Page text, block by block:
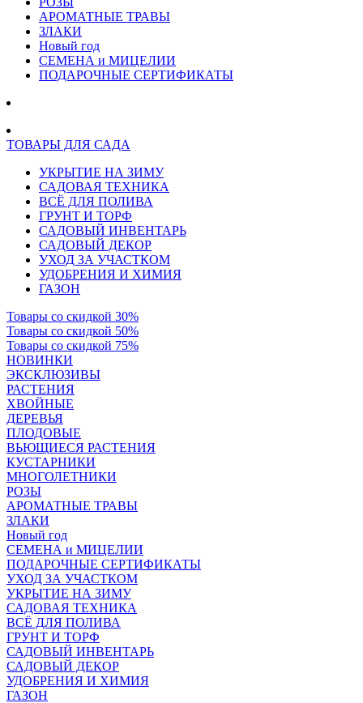
АРОМАТНЫЕ ТРАВЫ
ЗЛАКИ
Новый год
СЕМЕНА и МИЦЕЛИИ
ПОДАРОЧНЫЕ СЕРТИФИКАТЫ
ТОВАРЫ ДЛЯ САДА
УКРЫТИЕ НА ЗИМУ
САДОВАЯ ТЕХНИКА
ВСЁ ДЛЯ ПОЛИВА
ГРУНТ И ТОРФ
САДОВЫЙ ИНВЕНТАРЬ
САДОВЫЙ ДЕКОР
УХОД ЗА УЧАСТКОМ
УДОБРЕНИЯ И ХИМИЯ
ГАЗОН
Товары со скидкой 30%
Товары со скидкой 50%
Товары со скидкой 75%
НОВИНКИ
ЭКСКЛЮЗИВЫ
РАСТЕНИЯ
ХВОЙНЫЕ
ДЕРЕВЬЯ
ПЛОДОВЫЕ
ВЬЮЩИЕСЯ РАСТЕНИЯ
КУСТАРНИКИ
МНОГОЛЕТНИКИ
РОЗЫ
АРОМАТНЫЕ ТРАВЫ
ЗЛАКИ
Новый год
СЕМЕНА и МИЦЕЛИИ
ПОДАРОЧНЫЕ СЕРТИФИКАТЫ
УХОД ЗА УЧАСТКОМ
УКРЫТИЕ НА ЗИМУ
САДОВАЯ ТЕХНИКА
ВСЁ ДЛЯ ПОЛИВА
ГРУНТ И ТОРФ
САДОВЫЙ ИНВЕНТАРЬ
САДОВЫЙ ДЕКОР
УДОБРЕНИЯ И ХИМИЯ
ГАЗОН